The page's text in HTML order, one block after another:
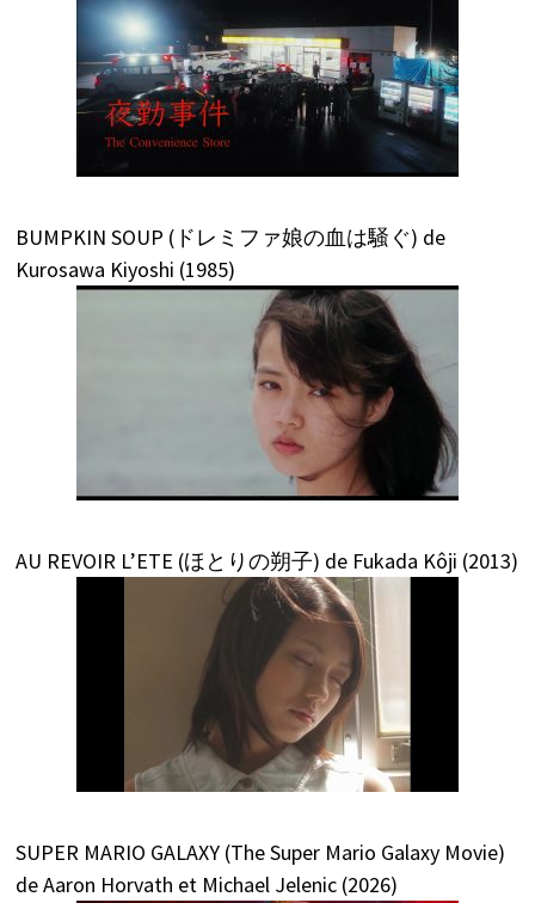
BUMPKIN SOUP (ドレミファ娘の血は騒ぐ) de
Kurosawa Kiyoshi (1985)
AU REVOIR L’ETE (ほとりの朔子) de Fukada Kôji (2013)
SUPER MARIO GALAXY (The Super Mario Galaxy Movie)
de Aaron Horvath et Michael Jelenic (2026)